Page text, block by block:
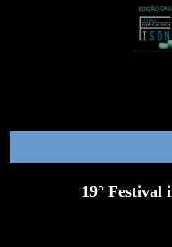
19° Festival